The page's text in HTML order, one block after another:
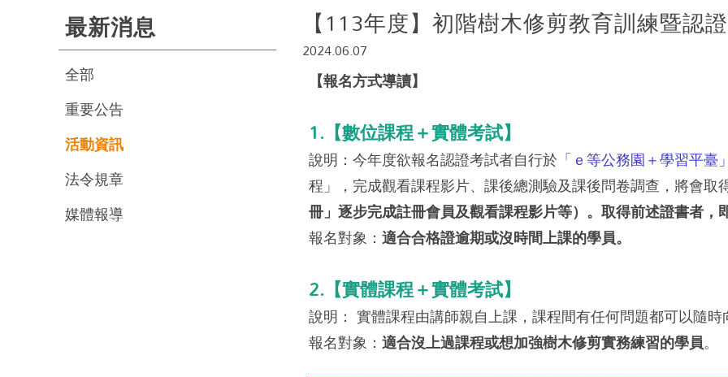
最新消息
全部
重要公告
活動資訊
法令規章
媒體報導
【113年度】初階樹木修剪教育訓練暨認
2024.06.07
【報名方式導讀】
1.【數位課程＋實體考試】
說明：今年度欲報名認證考試者自行於 「ｅ等公務園＋學習平臺」
程」，完成觀看課程影片、課後總測驗及課後問卷調查，將會取
冊」逐步完成註冊會員及觀看課程影片等）。取得前述證書者，
報名對象： 適合合格證逾期或沒時間上課的學員。
2.【實體課程＋實體考試】
說明： 實體課程由講師親自上課，課程間有任何問題都可以隨時
報名對象： 適合沒上過課程或想加強樹木修剪實務練習的學員。